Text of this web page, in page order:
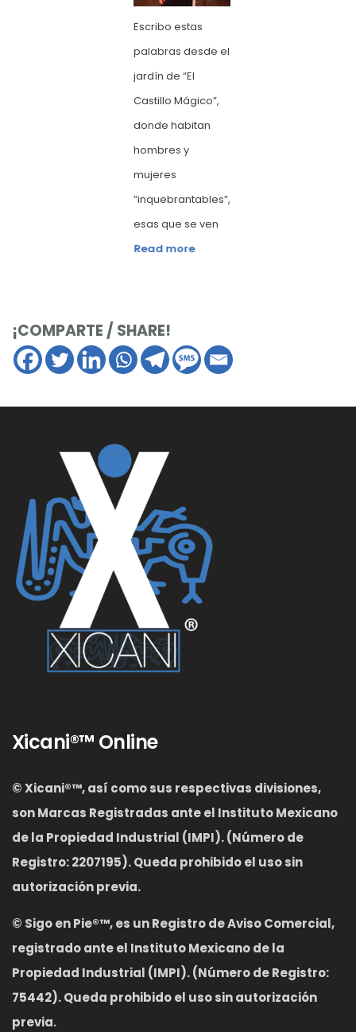
Escribo estas
palabras desde el
jardín de “El
Castillo Mágico”,
donde habitan
hombres y
mujeres
“inquebrantables”,
esas que se ven
Read more
¡COMPARTE / SHARE!
Xicani®™ Online
© Xicani®™, así como sus respectivas divisiones,
son Marcas Registradas ante el Instituto Mexicano
de la Propiedad Industrial (IMPI). (Número de
Registro: 2207195). Queda prohibido el uso sin
autorización previa.
© Sigo en Pie®™, es un Registro de Aviso Comercial,
registrado ante el Instituto Mexicano de la
Propiedad Industrial (IMPI). (Número de Registro:
75442). Queda prohibido el uso sin autorización
previa.